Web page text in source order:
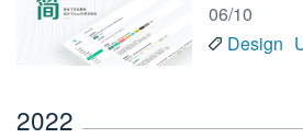
06/10
Design
2022